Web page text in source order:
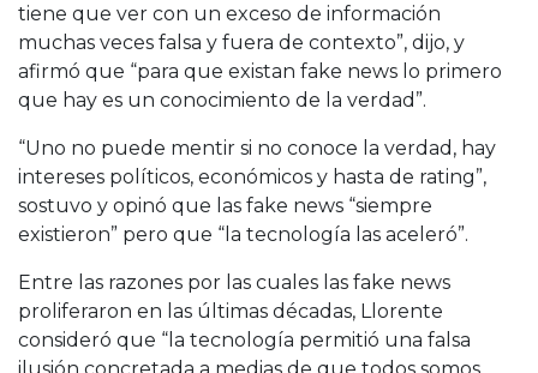
tiene que ver con un exceso de información
muchas veces falsa y fuera de contexto”, dijo, y
afirmó que “para que existan fake news lo primero
que hay es un conocimiento de la verdad”.
“Uno no puede mentir si no conoce la verdad, hay
intereses políticos, económicos y hasta de rating”,
sostuvo y opinó que las fake news “siempre
existieron” pero que “la tecnología las aceleró”.
Entre las razones por las cuales las fake news
proliferaron en las últimas décadas, Llorente
consideró que “la tecnología permitió una falsa
ilusión concretada a medias de que todos somos